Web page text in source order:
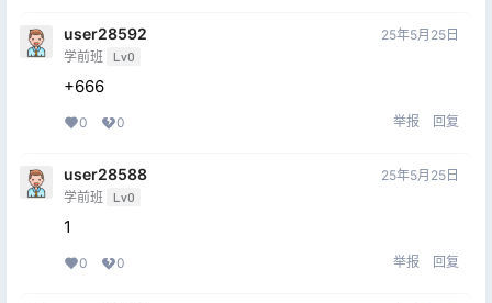
user28592
学前班 Lv0
25年5月25日
+666
0 0 举报 回复
user28588
学前班 Lv0
25年5月25日
1
0 0 举报 回复